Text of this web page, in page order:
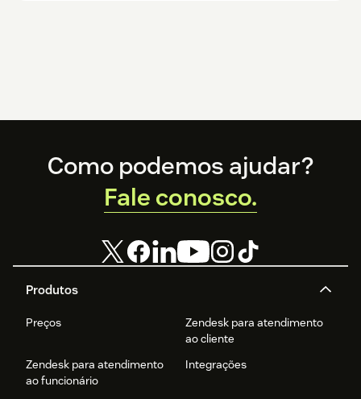
Footer
Produtos
Preços
Zendesk para atendimento
ao cliente
Zendesk para atendimento
ao funcionário
Integrações
Como podemos ajudar?
Fale conosco.